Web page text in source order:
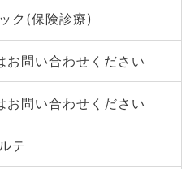
ク(保険診療)
お問い合わせください
お問い合わせください
テ